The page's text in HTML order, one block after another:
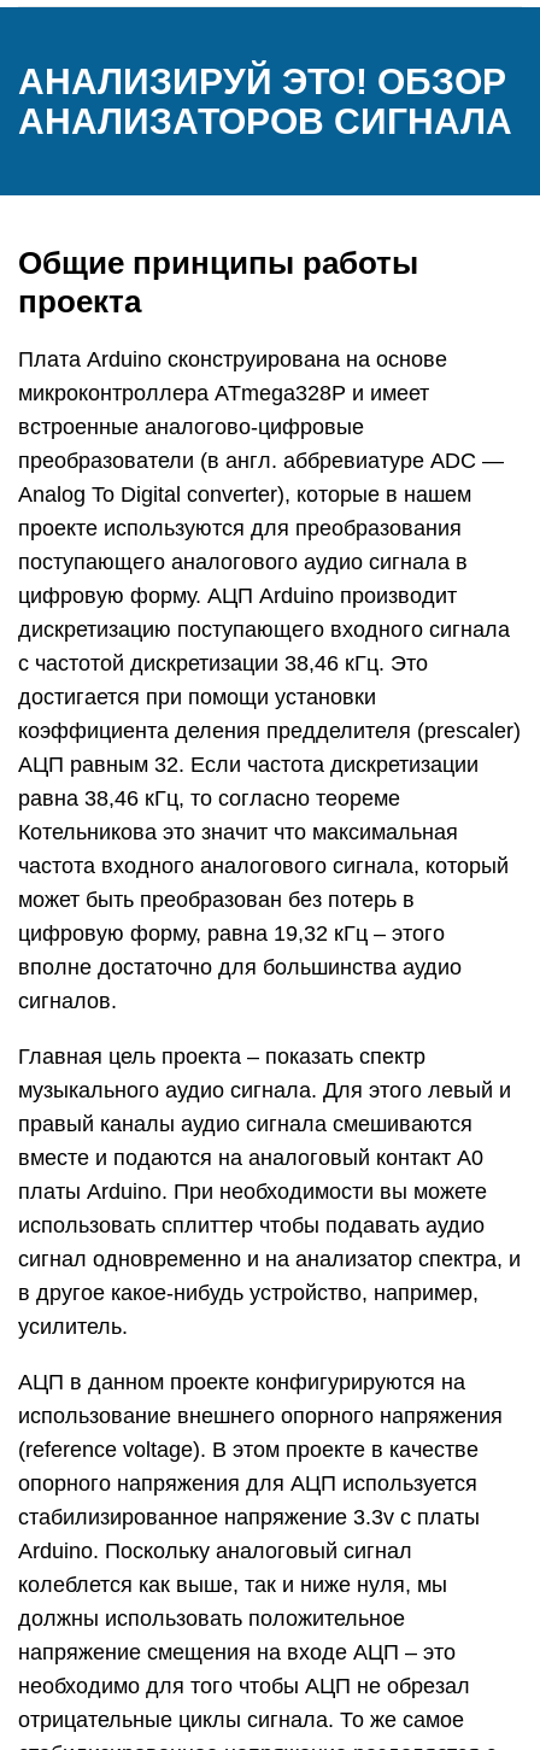
АНАЛИЗИРУЙ ЭТО! ОБЗОР
АНАЛИЗАТОРОВ СИГНАЛА
Общие принципы работы
проекта
Плата Arduino сконструирована на основе
микроконтроллера ATmega328P и имеет
встроенные аналогово-цифровые
преобразователи (в англ. аббревиатуре ADC —
Analog To Digital converter), которые в нашем
проекте используются для преобразования
поступающего аналогового аудио сигнала в
цифровую форму. АЦП Arduino производит
дискретизацию поступающего входного сигнала
с частотой дискретизации 38,46 кГц. Это
достигается при помощи установки
коэффициента деления предделителя (prescaler)
АЦП равным 32. Если частота дискретизации
равна 38,46 кГц, то согласно теореме
Котельникова это значит что максимальная
частота входного аналогового сигнала, который
может быть преобразован без потерь в
цифровую форму, равна 19,32 кГц – этого
вполне достаточно для большинства аудио
сигналов.
Главная цель проекта – показать спектр
музыкального аудио сигнала. Для этого левый и
правый каналы аудио сигнала смешиваются
вместе и подаются на аналоговый контакт A0
платы Arduino. При необходимости вы можете
использовать сплиттер чтобы подавать аудио
сигнал одновременно и на анализатор спектра, и
в другое какое-нибудь устройство, например,
усилитель.
АЦП в данном проекте конфигурируются на
использование внешнего опорного напряжения
(reference voltage). В этом проекте в качестве
опорного напряжения для АЦП используется
стабилизированное напряжение 3.3v с платы
Arduino. Поскольку аналоговый сигнал
колеблется как выше, так и ниже нуля, мы
должны использовать положительное
напряжение смещения на входе АЦП – это
необходимо для того чтобы АЦП не обрезал
отрицательные циклы сигнала. То же самое